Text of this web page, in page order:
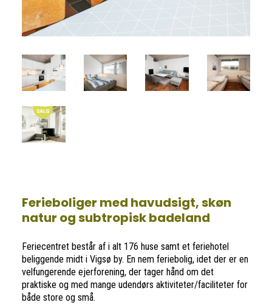
Ferieboliger med havudsigt, skøn
natur og subtropisk badeland
Feriecentret består af i alt 176 huse samt et feriehotel
beliggende midt i Vigsø by. En nem feriebolig, idet der er en
velfungerende ejerforening, der tager hånd om det
praktiske og med mange udendørs aktiviteter/faciliteter for
både store og små.